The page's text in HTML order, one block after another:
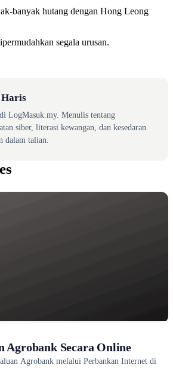
banyak hutang dengan Hong Leong
segala urusan.
LogMasuk.my. Menulis tentang
siber, literasi kewangan, dan kesedaran
dalam talian.
Agrobank Secara Online
Agrobank melalui Perbankan Internet di